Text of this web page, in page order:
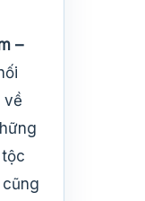
–
về